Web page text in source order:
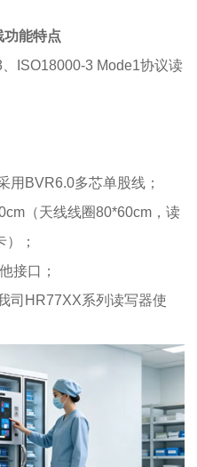
功能特点
ISO18000-3 Mode1协议读
用BVR6.0多芯单股线；
（天线线圈80*60cm，读
；
接口；
司HR77XX系列读写器使